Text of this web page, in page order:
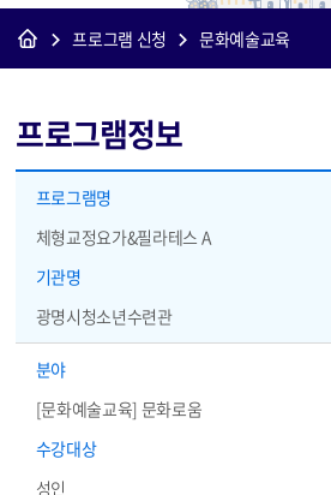
프로그램 신청 문화예술교육
프로그램정보
프로그램명
체형교정요가&필라테스 A
기관명
광명시청소년수련관
분야
[문화예술교육] 문화로움
수강대상
성인